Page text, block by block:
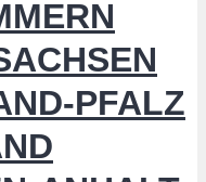
PFALZ